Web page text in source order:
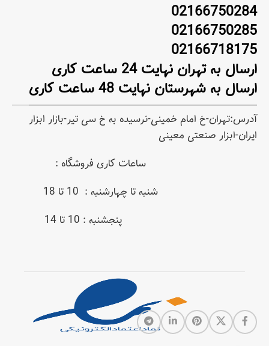
02166750284
02166750285
02166718175
ارسال به تهران نهایت 24 ساعت کاری
ارسال به شهرستان نهایت 48 ساعت کاری
آدرس:تهران-خ امام خمینی-نرسیده به خ سی تیر-بازار ابزار
ایران-ابزار صنعتی معینی
ساعات کاری فروشگاه :
شنبه تا چهارشنبه : 10 تا 18
پنجشنبه : 10 تا 14